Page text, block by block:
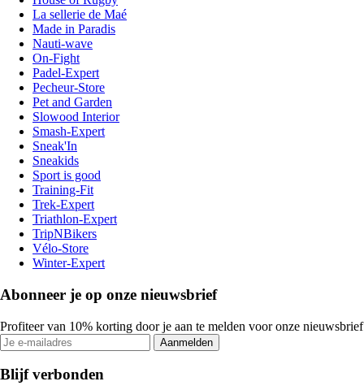
La sellerie de Maé
Made in Paradis
Nauti-wave
On-Fight
Padel-Expert
Pecheur-Store
Pet and Garden
Slowood Interior
Smash-Expert
Sneak'In
Sneakids
Sport is good
Training-Fit
Trek-Expert
Triathlon-Expert
TripNBikers
Vélo-Store
Winter-Expert
Abonneer je op onze nieuwsbrief
Profiteer van 10% korting door je aan te melden voor onze nieuwsbrief
Aanmelden
Blijf verbonden